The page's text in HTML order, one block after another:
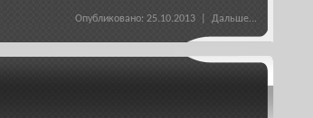
Опубликовано: 25.10.2013 | Дальше...